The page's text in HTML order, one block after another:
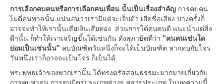
การเลือกคบคนหรือการเลือกคนเพื่อน นั้นเป็นเรื่องสำคัญ การคบคน
ไม่ดีคนพาลนั้น แน่นอนว่าเรามีแต่จะเจ็บตัว เสียชื่อเสียง บางครั้งก็
อาจจะทำให้เรานั้นเสียเงินเสียทอง ส่วนการได้คบคนดี แนะนำแต่สิ่ง
ดีๆนั้น ก็ทำให้เราเจริญขึ้นได้เช่นกัน ดังสุภาษิตที่ว่า "คนคนเช่นใด
ย่อมเป็นเช่นนั้น" คบบัณฑิตวันหนึ่งก็จะได้เป็นบัณฑิต หากคบกับโจร
วันหนึ่งเราก็อาจจะเป็นโจร ก็เป็นได้
พระพุทธเจ้าของพวกเรานั้น ได้ทรงตรัสสอนธรรมะมากมายเกี่ยวกับ
การคบหาคน การคบมิตรประเภทต่างๆ หลายประเภท ในบทความนี้